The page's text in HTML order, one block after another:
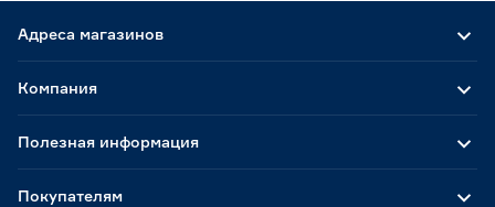
Адреса магазинов
Компания
Полезная информация
Покупателям